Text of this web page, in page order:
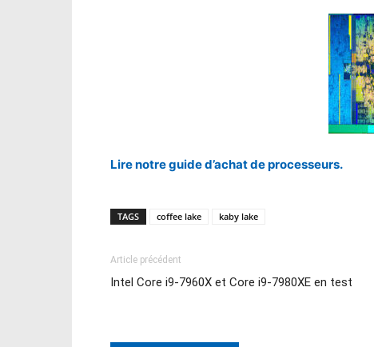
Lire notre guide d’achat de processeurs.
TAGS coffee lake kaby lake
Article précédent
Intel Core i9-7960X et Core i9-7980XE en test